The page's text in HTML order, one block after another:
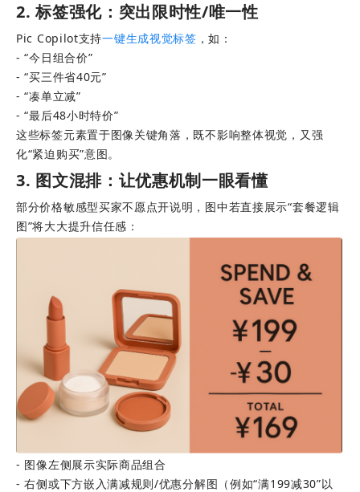
2. 标签强化：突出限时性/唯一性
Pic Copilot支持一键生成视觉标签 ，如：
- “今日组合价”
- “买三件省40元”
- “凑单立减”
- “最后48小时特价”
这些标签元素置于图像关键角落，既不影响整体视觉，又强
化“紧迫购买”意图。
3. 图文混排：让优惠机制一眼看懂
部分价格敏感型买家不愿点开说明，图中若直接展示“套餐逻辑
图”将大大提升信任感：
- 图像左侧展示实际商品组合
- 右侧或下方嵌入满减规则/优惠分解图（例如“满199减30”以